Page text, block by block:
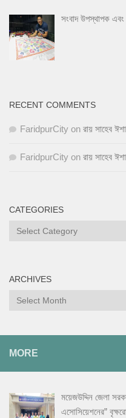
সংবাদ উপস্থাপক এবং
RECENT COMMENTS
FaridpurCity on রায় সাহেব
FaridpurCity on রায় সাহেব
CATEGORIES
Categories
ARCHIVES
Archives
MORE
ময়েজউদ্দিন জেলা
এসোসিয়েশনের”